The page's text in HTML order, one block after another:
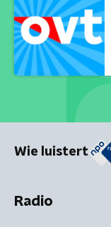
Wie luistert
Radio